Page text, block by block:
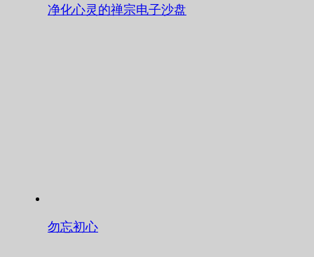
净化心灵的禅宗电子沙盘
勿忘初心